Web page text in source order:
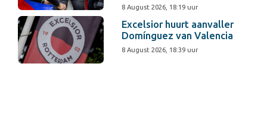
8 August 2026, 18:19 uur
Excelsior huurt aanvaller
Domínguez van Valencia
8 August 2026, 18:39 uur